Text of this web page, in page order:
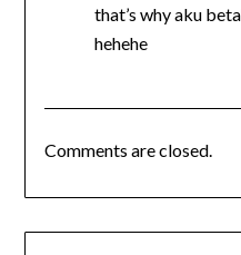
that’s why aku
hehehe
Comments are closed.